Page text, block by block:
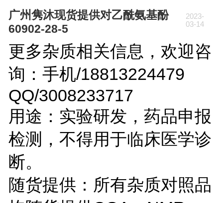
广州隽沐现货提供对乙酰氨基酚
60902-28-5
2023-
03-14
更多杂质相关信息，欢迎咨
询：手机/18813224479
QQ/3008233717
用途：实验研发，药品申报
检测，不得用于临床医学诊
断。
随货提供：所有杂质对照品